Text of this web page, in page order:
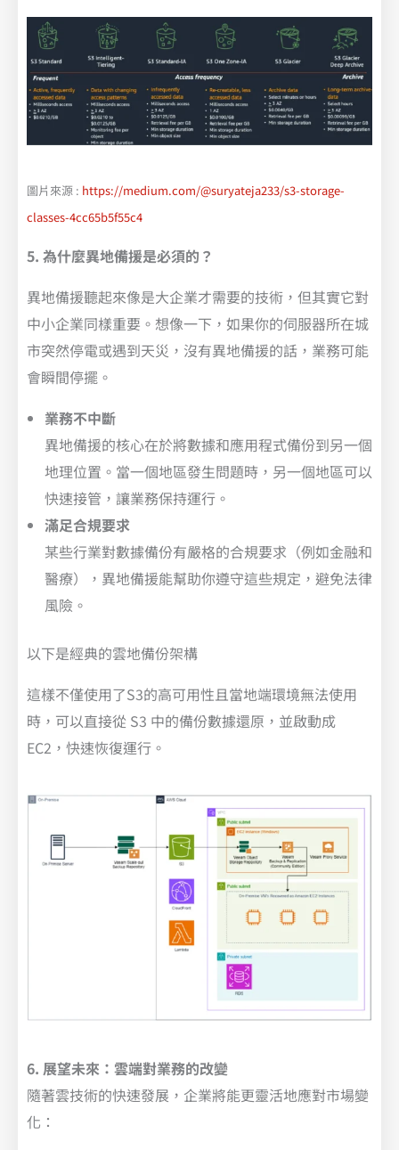
圖片來源 : https://medium.com/@suryateja233/s3-storage-
classes-4cc65b5f55c4
5. 為什麼異地備援是必須的？
異地備援聽起來像是大企業才需要的技術，但其實它對
中小企業同樣重要。想像一下，如果你的伺服器所在城
市突然停電或遇到天災，沒有異地備援的話，業務可能
會瞬間停擺。
業務不中斷
異地備援的核心在於將數據和應用程式備份到另一個
地理位置。當一個地區發生問題時，另一個地區可以
快速接管，讓業務保持運行。
滿足合規要求
某些行業對數據備份有嚴格的合規要求（例如金融和
醫療），異地備援能幫助你遵守這些規定，避免法律
風險。
以下是經典的雲地備份架構
這樣不僅使用了S3的高可用性且當地端環境無法使用
時，可以直接從 S3 中的備份數據還原，並啟動成
EC2，快速恢復運行。
6. 展望未來：雲端對業務的改變
隨著雲技術的快速發展，企業將能更靈活地應對市場變
化：